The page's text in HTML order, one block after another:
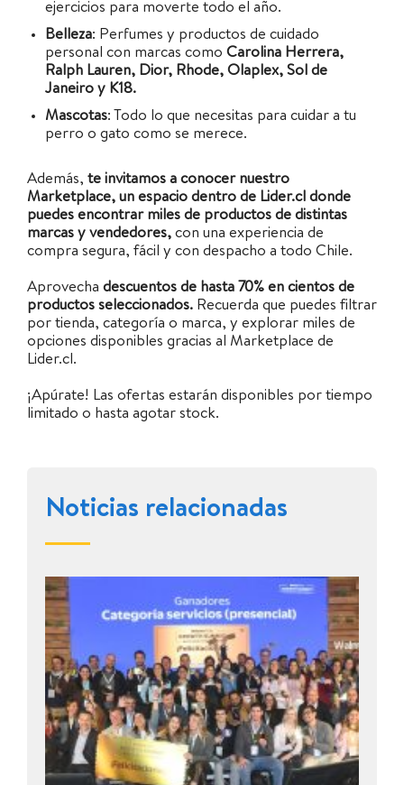
ejercicios para moverte todo el año.
Belleza: Perfumes y productos de cuidado
personal con marcas como Carolina Herrera,
Ralph Lauren, Dior, Rhode, Olaplex, Sol de
Janeiro y K18.
Mascotas: Todo lo que necesitas para cuidar a tu
perro o gato como se merece.
Además, te invitamos a conocer nuestro
Marketplace, un espacio dentro de Lider.cl donde
puedes encontrar miles de productos de distintas
marcas y vendedores, con una experiencia de
compra segura, fácil y con despacho a todo Chile.
Aprovecha descuentos de hasta 70% en cientos de
productos seleccionados. Recuerda que puedes filtrar
por tienda, categoría o marca, y explorar miles de
opciones disponibles gracias al Marketplace de
Lider.cl.
¡Apúrate! Las ofertas estarán disponibles por tiempo
limitado o hasta agotar stock.
Noticias relacionadas